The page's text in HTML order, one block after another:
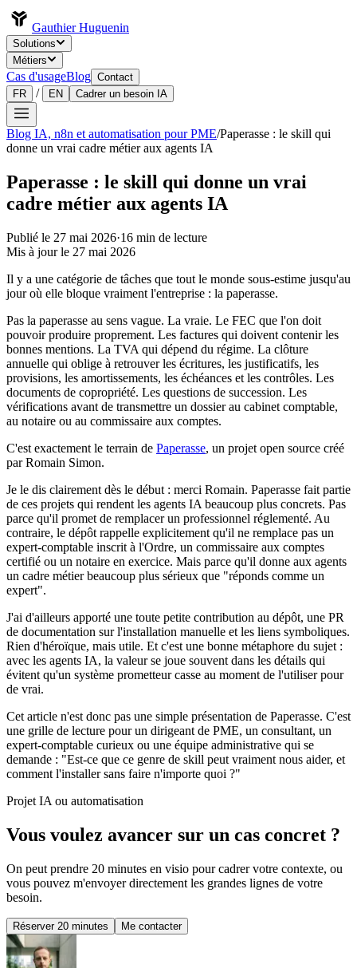
Gauthier Huguenin
Solutions
Métiers
Cas d'usageBlog Contact
FR
/ EN Cadrer un besoin IA
Blog IA, n8n et automatisation pour PME/Paperasse : le skill qui
donne un vrai cadre métier aux agents IA
Paperasse : le skill qui donne un vrai
cadre métier aux agents IA
Publié le 27 mai 2026·16 min de lecture
Mis à jour le 27 mai 2026
Il y a une catégorie de tâches que tout le monde sous-estime jusqu'au
jour où elle bloque vraiment l'entreprise : la paperasse.
Pas la paperasse au sens vague. La vraie. Le FEC que l'on doit
pouvoir produire proprement. Les factures qui doivent contenir les
bonnes mentions. La TVA qui dépend du régime. La clôture
annuelle qui oblige à retrouver les écritures, les justificatifs, les
provisions, les amortissements, les échéances et les contrôles. Les
documents de copropriété. Les questions de succession. Les
vérifications avant de transmettre un dossier au cabinet comptable,
au notaire ou au commissaire aux comptes.
C'est exactement le terrain de Paperasse, un projet open source créé
par Romain Simon.
Je le dis clairement dès le début : merci Romain. Paperasse fait partie
de ces projets qui rendent les agents IA beaucoup plus concrets. Pas
parce qu'il promet de remplacer un professionnel réglementé. Au
contraire, le dépôt rappelle explicitement qu'il ne remplace pas un
expert-comptable inscrit à l'Ordre, un commissaire aux comptes
certifié ou un notaire en exercice. Mais parce qu'il donne aux agents
un cadre métier beaucoup plus sérieux que "réponds comme un
expert".
J'ai d'ailleurs apporté une toute petite contribution au dépôt, une PR
de documentation sur l'installation manuelle et les liens symboliques.
Rien d'héroïque, mais utile. Et c'est une bonne métaphore du sujet :
avec les agents IA, la valeur se joue souvent dans les détails qui
évitent qu'un système prometteur casse au moment de l'utiliser pour
de vrai.
Cet article n'est donc pas une simple présentation de Paperasse. C'est
une grille de lecture pour un dirigeant de PME, un consultant, un
expert-comptable curieux ou une équipe administrative qui se
demande : "Est-ce que ce genre de skill peut vraiment nous aider, et
comment l'installer sans faire n'importe quoi ?"
Projet IA ou automatisation
Vous voulez avancer sur un cas concret ?
On peut prendre 20 minutes en visio pour cadrer votre contexte, ou
vous pouvez m'envoyer directement les grandes lignes de votre
besoin.
Réserver 20 minutes Me contacter